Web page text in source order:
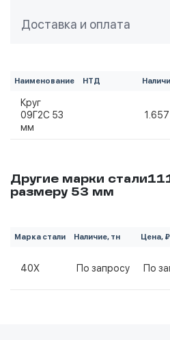
Доставка и оплата
Наименование НТД
Круг
09Г2С 53
мм
1.657
Другие марки
размеру 53 мм
Марка стали Наличие, тн Цена, ₽
40Х По запросу По